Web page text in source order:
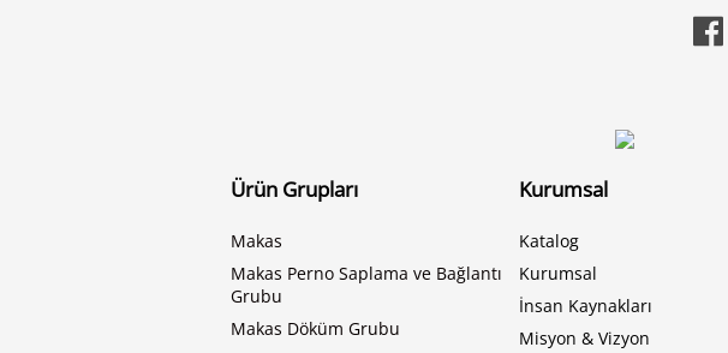
Ürün Grupları
Makas
Makas Perno Saplama ve Bağlantı
Grubu
Makas Döküm Grubu
Kurumsal
Katalog
Kurumsal
İnsan Kaynakları
Misyon & Vizyon